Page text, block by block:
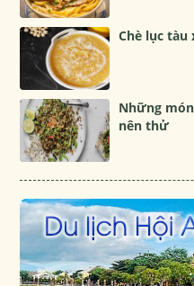
Chè lục tàu
Những
nên thử